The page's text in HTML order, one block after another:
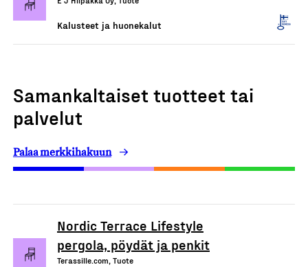
Kalusteet ja huonekalut
Samankaltaiset tuotteet tai
palvelut
Palaa merkkihakuun
Nordic Terrace Lifestyle
pergola, pöydät ja penkit
Terassille.com, Tuote